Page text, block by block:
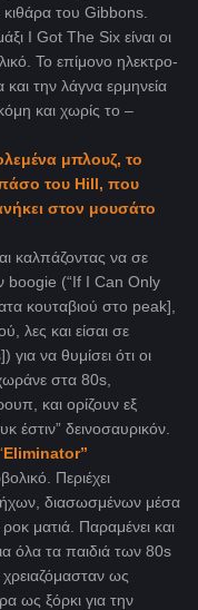
του Gibbons.
I Got The Six είναι οι
Το επίμονο ηλεκτρο-
την λάγνα ερμηνεία
και χωρίς το –
μπλουζ, το
του Hill, που
στον μουσάτο
καλπάζοντας να σε
boogie (“If I Can Only
κουταβιού στο peak],
λες και είσαι σε
να θυμίσει ότι οι
στα 80s,
και ορίζουν εξ
έστιν” δεινοσαυρικόν.
Eliminator”
Περιέχει
διασωσμένων μέσα
ματιά. Παραμένει και
όλα τα παιδιά των 80s
ως
ως ξόρκι για την